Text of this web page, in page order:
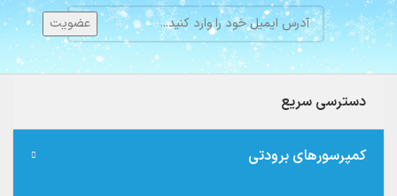
دسترسی سریع
کمپرسورهای برودتی